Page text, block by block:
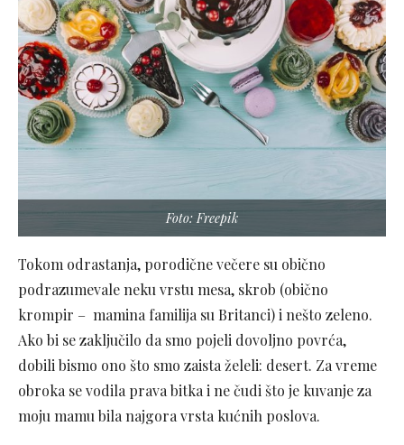
Foto: Freepik
Tokom odrastanja, porodične večere su obično
podrazumevale neku vrstu mesa, skrob (obično
krompir – mamina familija su Britanci) i nešto zeleno.
Ako bi se zaključilo da smo pojeli dovoljno povrća,
dobili bismo ono što smo zaista želeli: desert. Za vreme
obroka se vodila prava bitka i ne čudi što je kuvanje za
moju mamu bila najgora vrsta kućnih poslova.